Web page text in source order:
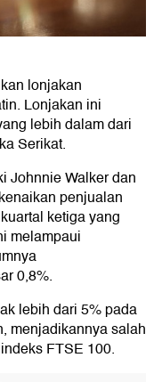
lonjakan
Lonjakan ini
lebih dalam dari
Serikat.
Johnnie Walker dan
penjualan
ketiga yang
melampaui
0,8%.
lebih dari 5% pada
menjadikannya salah
FTSE 100.